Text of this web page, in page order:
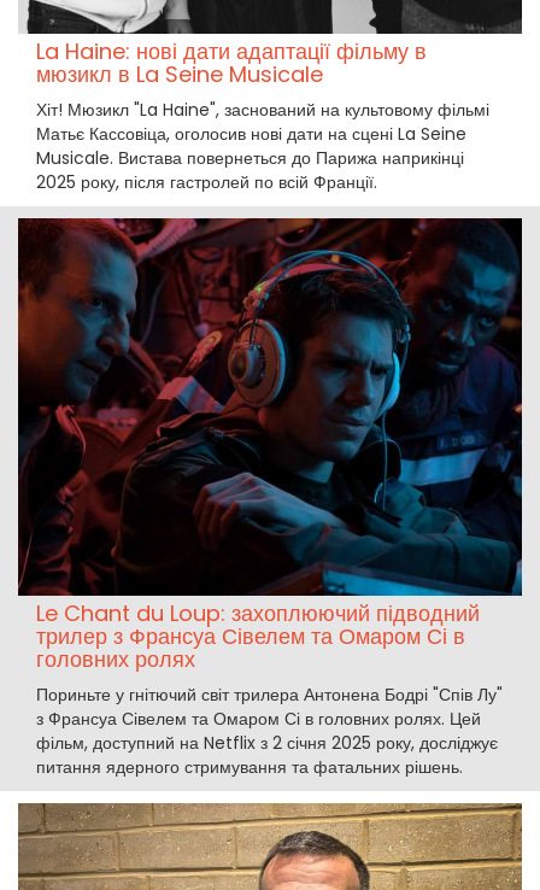
La Haine: нові дати адаптації фільму в
мюзикл в La Seine Musicale
Хіт! Мюзикл "La Haine", заснований на культовому фільмі
Матьє Кассовіца, оголосив нові дати на сцені La Seine
Musicale. Вистава повернеться до Парижа наприкінці
2025 року, після гастролей по всій Франції.
Le Chant du Loup: захоплюючий підводний
трилер з Франсуа Сівелем та Омаром Сі в
головних ролях
Пориньте у гнітючий світ трилера Антонена Бодрі "Спів Лу"
з Франсуа Сівелем та Омаром Сі в головних ролях. Цей
фільм, доступний на Netflix з 2 січня 2025 року, досліджує
питання ядерного стримування та фатальних рішень.